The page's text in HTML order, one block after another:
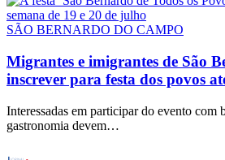
SÃO BERNARDO DO CAMPO
Migrantes e imigrantes de São
inscrever para festa dos povos
Interessadas em participar do evento com
gastronomia devem…